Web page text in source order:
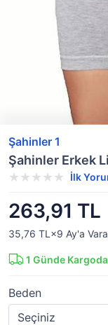
Şahinler 1
Şahinler Erkek
İlk
263,91 TL
35,76 TL×9 Ay'a
1 Günde Kargoda
Beden